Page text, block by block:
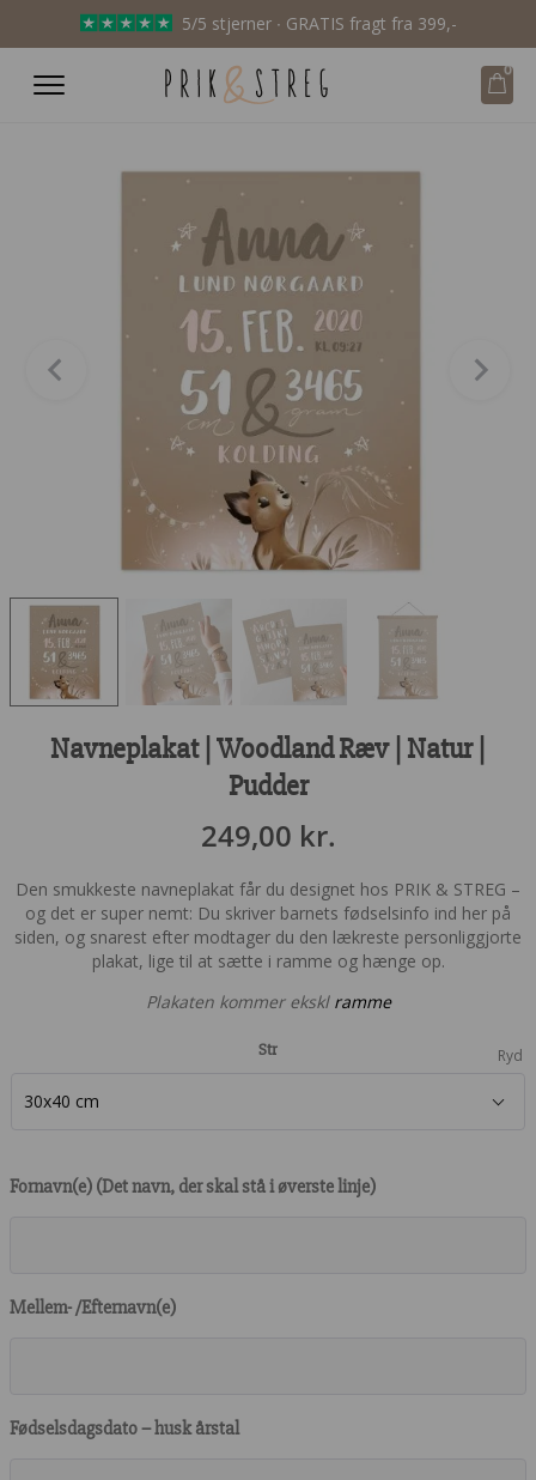
5/5 stjerner ∙ GRATIS fragt fra 399,-
0
Navneplakat | Woodland Ræv | Natur |
Pudder
249,00 kr.
Den smukkeste navneplakat får du designet hos PRIK & STREG –
og det er super nemt: Du skriver barnets fødselsinfo ind her på
siden, og snarest efter modtager du den lækreste personliggjorte
plakat, lige til at sætte i ramme og hænge op.
Plakaten kommer ekskl ramme
Str Ryd
Fornavn(e) (Det navn, der skal stå i øverste linje)
Mellem- /Efternavn(e)
Fødselsdagsdato – husk årstal